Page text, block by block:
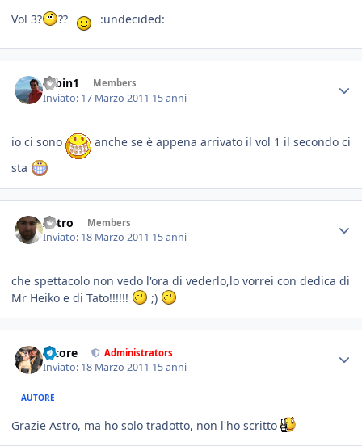
Vol 3?
?? :undecided:
robin1 Members
Inviato: 17 Marzo 2011 15 anni
io ci sono
anche se è appena arrivato il vol 1 il secondo ci
sta
Astro Members
Inviato: 18 Marzo 2011 15 anni
che spettacolo non vedo l'ora di vederlo,lo vorrei con dedica di
Mr Heiko e di Tato!!!!!!
;)
tatore Administrators
Inviato: 18 Marzo 2011 15 anni
AUTORE
Grazie Astro, ma ho solo tradotto, non l'ho scritto